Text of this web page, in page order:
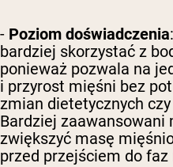
- Poziom doświadczenia
bardziej skorzystać z
ponieważ pozwala na
i przyrost mięśni bez
zmian dietetycznych
Bardziej zaawansowani
zwiększyć masę
przed przejściem do faz